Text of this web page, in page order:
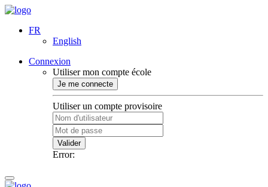
FR
English
Connexion
Utiliser mon compte école
Je me connecte
Utiliser un compte provisoire
Valider
Error: